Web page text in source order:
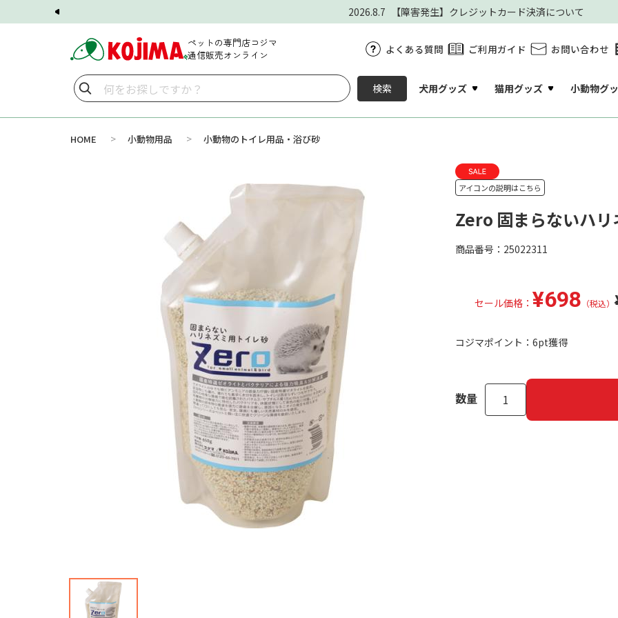
2026.8.7 【障害発生】クレジットカード決済について
ペットの専門店コジマ
通信販売オンライン
よくある質問 ご利用ガイド お問い合わせ
検索 犬用グッズ 猫用グッズ 小動物グ
HOME > 小動物用品 > 小動物のトイレ用品・浴び砂
アイコンの説明はこちら
Zero 固まらないハ
商品番号：25022311
セール価格： ¥698 （税込）
コジマポイント： 6pt獲得
数量